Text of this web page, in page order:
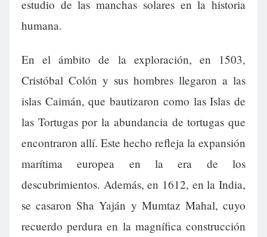
estudio de las manchas solares en la historia
humana.
En el ámbito de la exploración, en 1503,
Cristóbal Colón y sus hombres llegaron a las
islas Caimán, que bautizaron como las Islas de
las Tortugas por la abundancia de tortugas que
encontraron allí. Este hecho refleja la expansión
marítima europea en la era de los
descubrimientos. Además, en 1612, en la India,
se casaron Sha Yaján y Mumtaz Mahal, cuyo
recuerdo perdura en la magnífica construcción